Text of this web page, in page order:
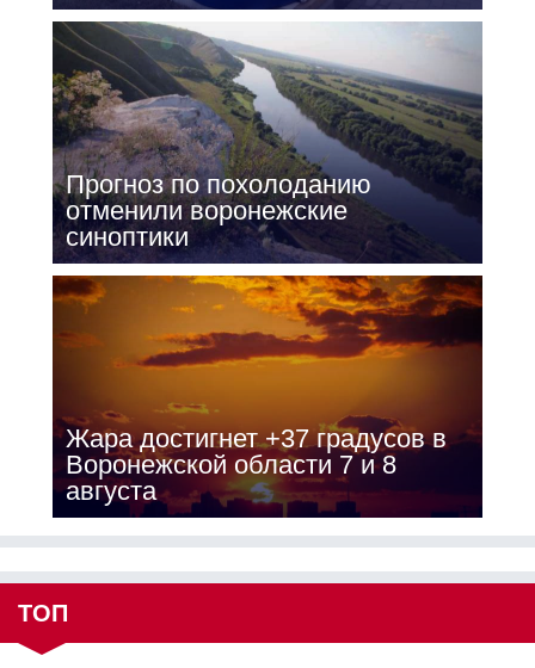
Прогноз по похолоданию
отменили воронежские
синоптики
Жара достигнет +37 градусов в
Воронежской области 7 и 8
августа
ТОП